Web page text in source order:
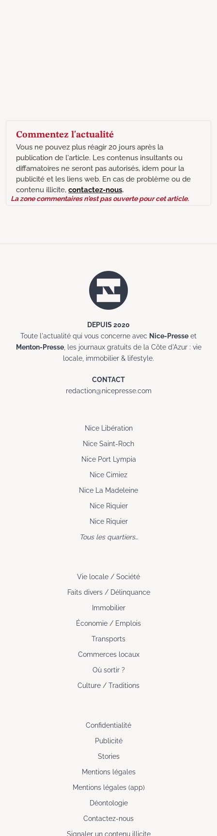
Commentez l'actualité
Vous ne pouvez plus réagir 20 jours après la
publication de l'article. Les contenus insultants ou
diffamatoires ne seront pas autorisés, idem pour la
publicité et les liens web. En cas de problème ou de
contenu illicite, contactez-nous.
La zone commentaires n'est pas ouverte pour cet article.
DEPUIS 2020
Toute l'actualité qui vous concerne avec Nice-Presse et
Menton-Presse, les journaux gratuits de la Côte d'Azur : vie
locale, immobilier & lifestyle.
CONTACT
redaction@nicepresse.com
Nice Libération
Nice Saint-Roch
Nice Port Lympia
Nice Cimiez
Nice La Madeleine
Nice Riquier
Nice Riquier
Tous les quartiers…
Vie locale / Société
Faits divers / Délinquance
Immobilier
Économie / Emplois
Transports
Commerces locaux
Où sortir ?
Culture / Traditions
Confidentialité
Publicité
Stories
Mentions légales
Mentions légales (app)
Déontologie
Contactez-nous
Signaler un contenu illicite